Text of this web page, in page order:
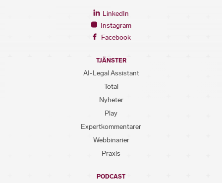
LinkedIn
Instagram
Facebook
TJÄNSTER
AI-Legal Assistant
Total
Nyheter
Play
Expertkommentarer
Webbinarier
Praxis
PODCAST